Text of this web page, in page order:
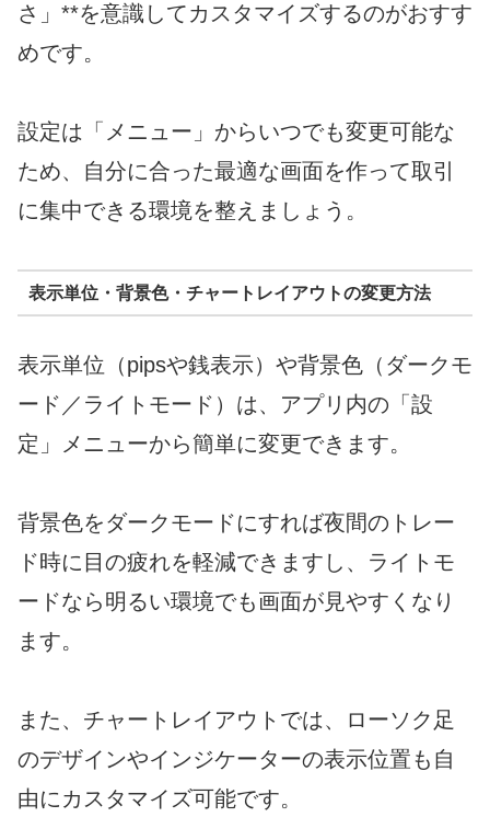
さ」**を意識してカスタマイズするのがおすす
めです。
設定は「メニュー」からいつでも変更可能な
ため、自分に合った最適な画面を作って取引
に集中できる環境を整えましょう。
表示単位・背景色・チャートレイアウトの変更方法
表示単位（pipsや銭表示）や背景色（ダークモ
ード／ライトモード）は、アプリ内の「設
定」メニューから簡単に変更できます。
背景色をダークモードにすれば夜間のトレー
ド時に目の疲れを軽減できますし、ライトモ
ードなら明るい環境でも画面が見やすくなり
ます。
また、チャートレイアウトでは、ローソク足
のデザインやインジケーターの表示位置も自
由にカスタマイズ可能です。